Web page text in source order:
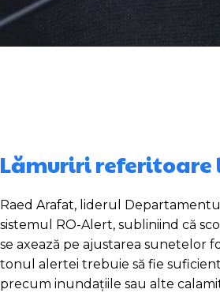
Lămuriri
Raed Arafat, liderul
sistemul RO-Alert, subliniind că
se axează pe ajustarea sunetelor
tonul alertei trebuie să fie
precum inundațiile sau alte